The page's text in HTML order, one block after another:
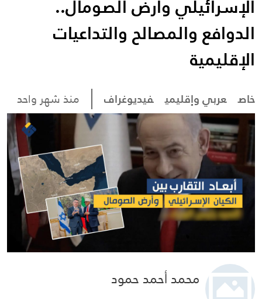
الإسرائيلي وأرض الصومال..
الدوافع والمصالح والتداعيات
الإقليمية
خاص عربي وإقليمي فيديوغراف منذ شهر واحد
محمد أحمد حمود